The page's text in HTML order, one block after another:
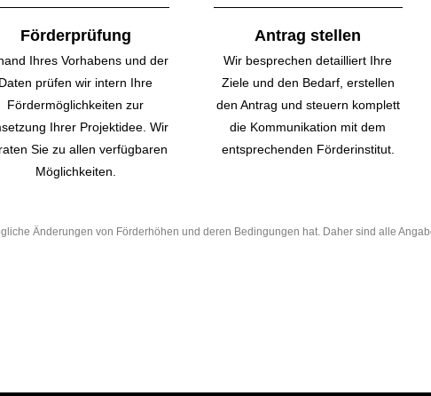
Förderprüfung
Ihres Vorhabens und der
Daten prüfen wir intern Ihre
Förder­möglichkeiten zur
Ihrer Projektidee. Wir
Sie zu allen verfügbaren
Möglichkeiten.
Antrag stellen
Wir besprechen detailliert Ihre
Ziele und den Bedarf, erstellen
den Antrag und steuern komplett
die Kommunikation mit dem
entsprechenden Förderinstitut.
Änderungen von Förderhöhen und deren Bedingungen hat. Daher sind alle